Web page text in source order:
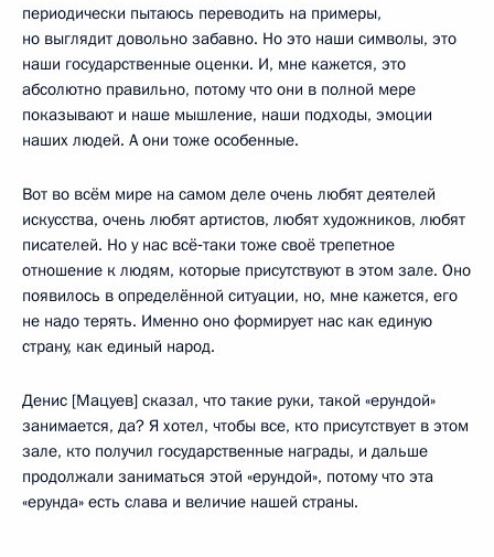
периодически пытаюсь переводить на примеры,
но выглядит довольно забавно. Но это наши символы, это
наши государственные оценки. И, мне кажется, это
абсолютно правильно, потому что они в полной мере
показывают и наше мышление, наши подходы, эмоции
наших людей. А они тоже особенные.
Вот во всём мире на самом деле очень любят деятелей
искусства, очень любят артистов, любят художников, любят
писателей. Но у нас всё‑таки тоже своё трепетное
отношение к людям, которые присутствуют в этом зале. Оно
появилось в определённой ситуации, но, мне кажется, его
не надо терять. Именно оно формирует нас как единую
страну, как единый народ.
Денис [Мацуев] сказал, что такие руки, такой «ерундой»
занимается, да? Я хотел, чтобы все, кто присутствует в этом
зале, кто получил государственные награды, и дальше
продолжали заниматься этой «ерундой», потому что эта
«ерунда» есть слава и величие нашей страны.